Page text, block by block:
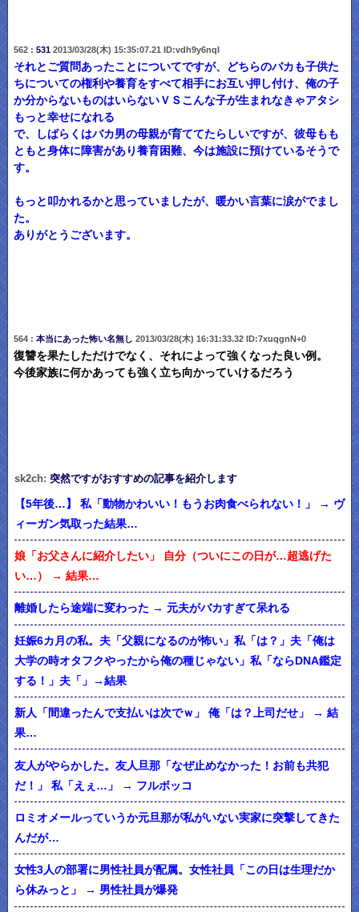
562 : 5312013/03/28(木) 15:35:07.21 ID:vdh9y6nqI
それとご質問あったことについてですが、どちらのバカも子供た
ちについての権利や養育をすべて相手にお互い押し付け、俺の子
か分からないものはいらないＶＳこんな子が生まれなきゃアタシ
もっと幸せになれる
で、しばらくはバカ男の母親が育ててたらしいですが、彼母もも
ともと身体に障害があり養育困難、今は施設に預けているそうで
す。
もっと叩かれるかと思っていましたが、暖かい言葉に涙がでまし
た。
ありがとうございます。
564 : 本当にあった怖い名無し 2013/03/28(木) 16:31:33.32 ID:7xuqgnN+0
復讐を果たしただけでなく、それによって強くなった良い例。
今後家族に何かあっても強く立ち向かっていけるだろう
sk2ch: 突然ですがおすすめの記事を紹介します
【5年後…】 私「動物かわいい！もうお肉食べられない！」 → ヴ
ィーガン気取った結果…
娘「お父さんに紹介したい」 自分（ついにこの日が…超逃げた
い…） → 結果…
離婚したら途端に変わった → 元夫がバカすぎて呆れる
妊娠6カ月の私。夫「父親になるのが怖い」私「は？」夫「俺は
大学の時オタフクやったから俺の種じゃない」私「ならDNA鑑定
する！」夫「」→結果
新人「間違ったんで支払いは次でｗ」 俺「は？上司だせ」 → 結
果…
友人がやらかした。友人旦那「なぜ止めなかった！お前も共犯
だ！」 私「えぇ…」 → フルボッコ
ロミオメールっていうか元旦那が私がいない実家に突撃してきた
んだが…
女性3人の部署に男性社員が配属。女性社員「この日は生理だか
ら休みっと」 → 男性社員が爆発